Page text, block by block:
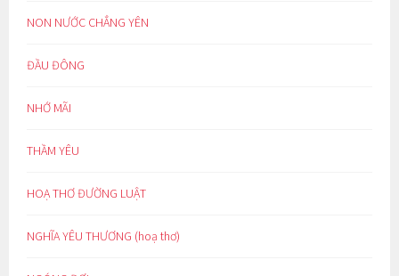
NON NƯỚC CHẲNG YÊN
ĐẦU ĐÔNG
NHỚ MÃI
THẦM YÊU
HOẠ THƠ ĐƯỜNG LUẬT
NGHĨA YÊU THƯƠNG (hoạ thơ)